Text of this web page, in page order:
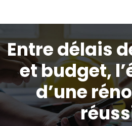
Entre délais
et budget,
d’une